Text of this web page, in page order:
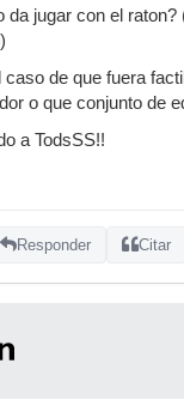
da jugar con el
caso de que fuera
o que conjunto de
a TodsSS!!
Responder Citar